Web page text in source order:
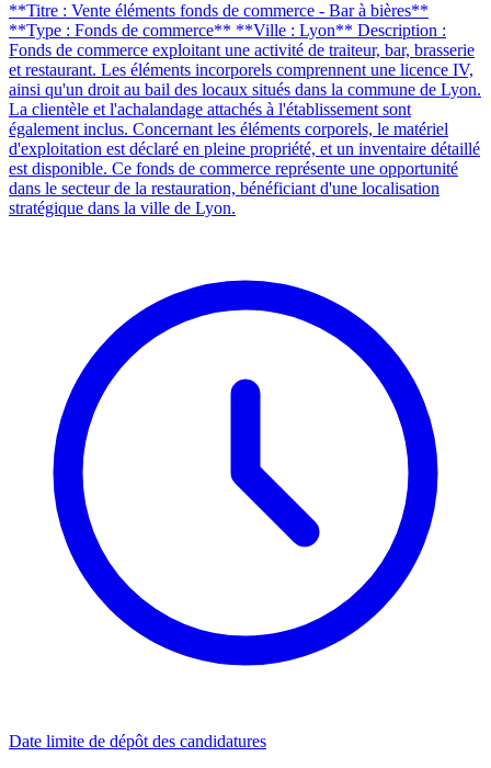
**Titre : Vente éléments fonds de commerce - Bar à bières**
**Type : Fonds de commerce** **Ville : Lyon** Description :
Fonds de commerce exploitant une activité de traiteur, bar, brasserie
et restaurant. Les éléments incorporels comprennent une licence IV,
ainsi qu'un droit au bail des locaux situés dans la commune de Lyon.
La clientèle et l'achalandage attachés à l'établissement sont
également inclus. Concernant les éléments corporels, le matériel
d'exploitation est déclaré en pleine propriété, et un inventaire détaillé
est disponible. Ce fonds de commerce représente une opportunité
dans le secteur de la restauration, bénéficiant d'une localisation
stratégique dans la ville de Lyon.
Date limite de dépôt des candidatures